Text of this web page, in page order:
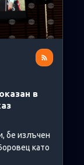
в
бе излъчен
като